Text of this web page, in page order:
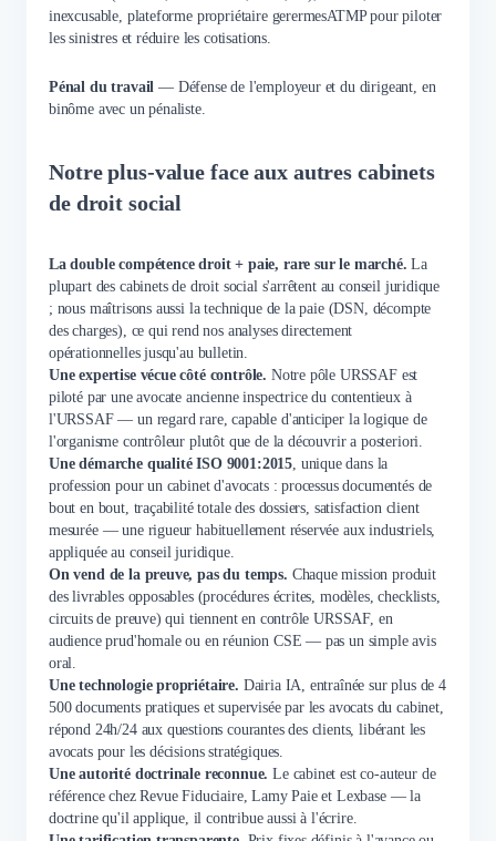
inexcusable, plateforme propriétaire gerermesATMP pour piloter
les sinistres et réduire les cotisations.
Pénal du travail — Défense de l'employeur et du dirigeant, en
binôme avec un pénaliste.
Notre plus-value face aux autres cabinets
de droit social
La double compétence droit + paie, rare sur le marché. La
plupart des cabinets de droit social s'arrêtent au conseil juridique
; nous maîtrisons aussi la technique de la paie (DSN, décompte
des charges), ce qui rend nos analyses directement
opérationnelles jusqu'au bulletin.
Une expertise vécue côté contrôle. Notre pôle URSSAF est
piloté par une avocate ancienne inspectrice du contentieux à
l'URSSAF — un regard rare, capable d'anticiper la logique de
l'organisme contrôleur plutôt que de la découvrir a posteriori.
Une démarche qualité ISO 9001:2015 , unique dans la
profession pour un cabinet d'avocats : processus documentés de
bout en bout, traçabilité totale des dossiers, satisfaction client
mesurée — une rigueur habituellement réservée aux industriels,
appliquée au conseil juridique.
On vend de la preuve, pas du temps. Chaque mission produit
des livrables opposables (procédures écrites, modèles, checklists,
circuits de preuve) qui tiennent en contrôle URSSAF, en
audience prud'homale ou en réunion CSE — pas un simple avis
oral.
Une technologie propriétaire. Dairia IA, entraînée sur plus de 4
500 documents pratiques et supervisée par les avocats du cabinet,
répond 24h/24 aux questions courantes des clients, libérant les
avocats pour les décisions stratégiques.
Une autorité doctrinale reconnue. Le cabinet est co-auteur de
référence chez Revue Fiduciaire, Lamy Paie et Lexbase — la
doctrine qu'il applique, il contribue aussi à l'écrire.